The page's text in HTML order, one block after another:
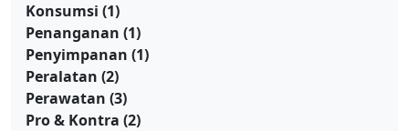
Konsumsi (1)
Penanganan (1)
Penyimpanan (1)
Peralatan (2)
Perawatan (3)
Pro & Kontra (2)